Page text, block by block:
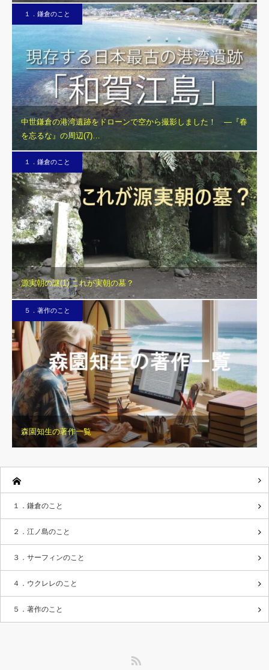
１．鎌倉のこと
中世鎌倉の港湾遺跡をドローンで空から撮影しました！ ―『春
を忘るな』の周辺(7)…
１．鎌倉のこと
源実朝の謎(1) これが実朝の墓？
５．著作のこと
森園知生の著作一覧
１．鎌倉のこと
２．江ノ島のこと
３．サーフィンのこと
４．ウクレレのこと
５．著作のこと